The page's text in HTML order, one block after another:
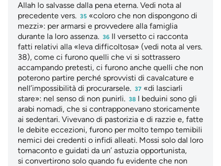
Allah lo salvasse dalla pena eterna. Vedi nota al
precedente vers. 35 «coloro che non dispongono di
mezzi»: per armarsi e provvedere alla famiglia
durante la loro assenza. 36 II versetto ci racconta
fatti relativi alla «leva difficoltosa» (vedi nota al vers.
38), come ci furono quelli che vi si sottrassero
accampando pretesti, ci furono anche quelli che non
poterono partire perché sprovvisti di cavalcature e
nell’impossibilità di procurarsele. 37 «di lasciarli
stare»: nel senso di non punirli. 38 I beduini sono gli
arabi nomadi, che si contrapponevano storicamente
ai sedentari. Vivevano di pastorizia e di razzie e, fatte
le debite eccezioni, furono per molto tempo temibili
nemici dei credenti o infidi alleati. Mossi solo dal loro
tornaconto e guidati da un’ astuzia opportunista,
si convertirono solo quando fu evidente che non